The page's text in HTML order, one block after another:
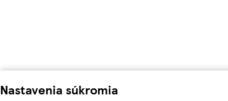
Nastavenia súkromia